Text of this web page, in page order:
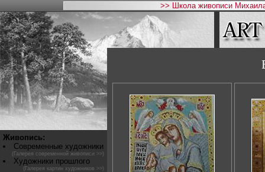
>> Школа живописи
Живопись:
Современные художники
(Галерея современной живописи >>)
Художники прошлого
(Галерея картин художников >>)